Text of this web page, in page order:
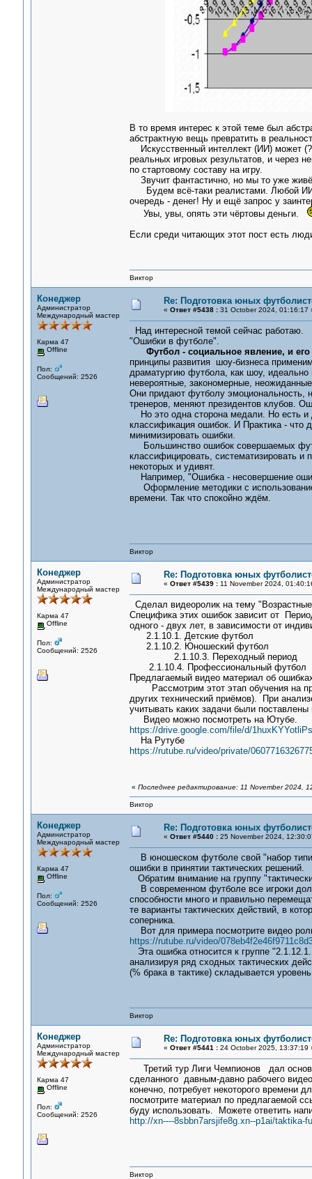
В то время интерес к этой теме был
абстрактную вещь превратить в
Искусственный интеллект (ИИ) может
реальных игровых результатов, и через
по стартовому составу на игру.
Звучит фантастично, но мы то уже
Будем всё-таки реалистами. Любой ИИ
очередь - денег! Ну и ещё запрос у
Увы, увы, опять эти чёртовы деньги.
Если среди читающих этот пост есть
Виктор
Конеджер
Администратор
Международный мастер
Карма 47
Offline
Пол:
Сообщений: 2526
Re: Подготовка юных
« Ответ #5438 :31 October 2024, 01:16:17
Над интересной темой сейчас работаю.
"Ошибки в футболе".
Футбол - социальное явление, и
принципы развития шоу-бизнеса
драматургию футбола, как шоу,
невероятные, закономерные,
Они придают футболу эмоциональность,
тренеров, меняют президентов клубов.
Но это одна сторона медали. Но есть и
классификация ошибок. И Практика - что
минимизировать ошибки.
Большинство ошибок совершаемых
классифицировать, систематизировать и
некоторых и удивят.
Например, "Ошибка - несовершение
Оформление методики с
времени. Так что спокойно ждём.
Виктор
Конеджер
Администратор
Международный мастер
Карма 47
Offline
Пол:
Сообщений: 2526
Re: Подготовка юных
« Ответ #5439 :11 November 2024,
Сделал видеоролик на тему
Специфика этих ошибок зависит от
одного - двух лет, в зависимости от
2.1.10.1. Детские футбол
2.1.10.2. Юношеский футбол
2.1.10.3. Переходный период
2.1.10.4. Профессиональный футбол
Предлагаемый видео материал об
Рассмотрим этот этап обучения на
других технический приёмов). При
учитывать каких задачи были поставлены
Видео можно посмотреть на Ютубе.
https://drive.google.com/file/d/
На Рутубе
https://rutube.ru/video/private/
« Последнее редактирование: 11 November 2024,
Виктор
Конеджер
Администратор
Международный мастер
Карма 47
Offline
Пол:
Сообщений: 2526
Re: Подготовка юных
« Ответ #5440 :25 November 2024,
В юношеском футболе свой "набор
ошибки в принятии тактических решений.
Обратим внимание на группу
В современном футболе все игроки
способности много и правильно
те варианты тактических действий, в
соперника.
Вот для примера посмотрите видео
https://rutube.ru/video/
Эта ошибка относится к группе
анализируя ряд сходных тактических
(% брака в тактике) складывается
Виктор
Конеджер
Администратор
Международный мастер
Карма 47
Offline
Пол:
Сообщений: 2526
Re: Подготовка юных
« Ответ #5441 :24 October 2025, 13:37:19
Третий тур Лиги Чемпионов дал
сделанного давным-давно рабочего
конечно, потребует некоторого времени
посмотрите материал по предлагаемой
буду использовать. Можете ответить
http://xn----8sbbn7arsjife8g.xn--p1ai/
Виктор